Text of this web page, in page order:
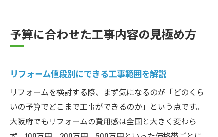
予算に合わせた工事内容の見極め方
リフォーム値段別にできる工事範囲を解説
リフォームを検討する際、まず気になるのが「どのくら
いの予算でどこまで工事ができるのか」という点です。
大阪府でもリフォームの費用感は全国と大きく変わら